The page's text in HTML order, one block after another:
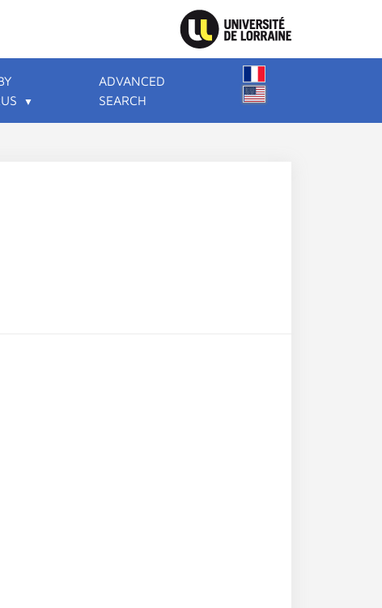
ADVANCED
SEARCH